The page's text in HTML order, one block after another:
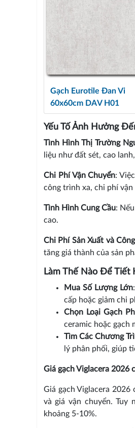
Gạch Eurotile Đan Vi
60x60cm DAV H01
Yếu Tố Ảnh Hưởng
Tình Hình Thị Trường
liệu như đất sét, cao
Chi Phí Vận Chuyển:
công trình xa, chi phí vận
Tình Hình Cung Cầu:
cao.
Chi Phí Sản Xuất và
tăng giá thành của sản
Làm Thế Nào Để Tiết
Mua Số Lượng Lớn
cấp hoặc giảm chi
Chọn Loại Gạch
ceramic hoặc gạch
Tìm Các Chương
lý phân phối, giúp
Giá gạch Viglacera 2026
Giá gạch Viglacera
và giá vận chuyển.
khoảng 5-10%.